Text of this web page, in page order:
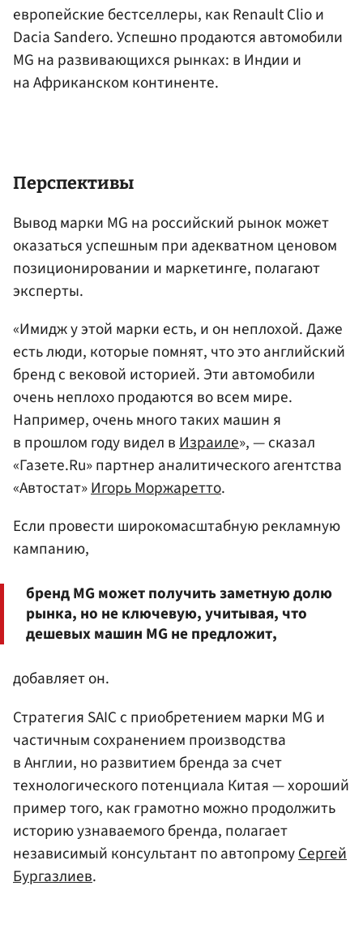
европейские бестселлеры, как Renault Clio и
Dacia Sandero. Успешно продаются автомобили
MG на развивающихся рынках: в Индии и
на Африканском континенте.
Перспективы
Вывод марки MG на российский рынок может
оказаться успешным при адекватном ценовом
позиционировании и маркетинге, полагают
эксперты.
«Имидж у этой марки есть, и он неплохой. Даже
есть люди, которые помнят, что это английский
бренд с вековой историей. Эти автомобили
очень неплохо продаются во всем мире.
Например, очень много таких машин я
в прошлом году видел вИзраиле», — сказал
«Газете.Ru» партнер аналитического агентства
«Автостат»Игорь Моржаретто.
Если провести широкомасштабную рекламную
кампанию,
бренд MG может получить заметную долю
рынка, но не ключевую, учитывая, что
дешевых машин MG не предложит,
добавляет он.
Стратегия SAIC с приобретением марки MG и
частичным сохранением производства
в Англии, но развитием бренда за счет
технологического потенциала Китая — хороший
пример того, как грамотно можно продолжить
историю узнаваемого бренда, полагает
независимый консультант по автопромуСергей
Бургазлиев.